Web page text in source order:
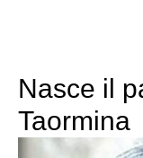
Nasce il
Taormina